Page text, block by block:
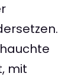
mit